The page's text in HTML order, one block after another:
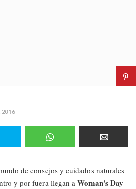
2016
de consejos y cuidados naturales
y por fuera llegan a Woman's Day